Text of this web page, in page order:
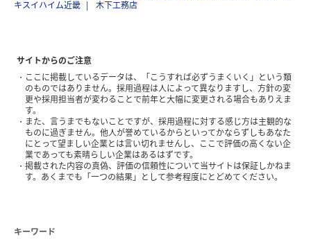
キスイハイム近畿
木下工務店
サイトからのご注意
ここに掲載しているデータは、「こうすれば必ずうまくいく」という類
のものではありません。採用過程は人によって異なりますし、方針の変
更や採用担当者が変わることで前年と大幅に変更される場合もありえま
す。
また、言うまでもないことですが、採用過程に対する感じ方は主観的な
ものに過ぎません。他人が誉めているからといってかならずしもあなた
にとって望ましい企業とは言い切れませんし、ここで評価の高くない企
業であっても素晴らしい企業はあるはずです。
掲載された内容の真偽、評価の信頼性について当サイトは保証しかねま
す。あくまでも「一つの結果」として参考程度にとどめてください。
キーワード